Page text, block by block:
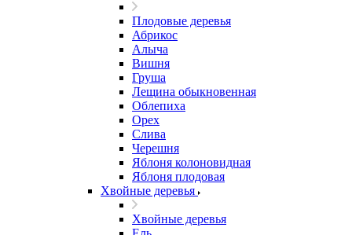
Плодовые деревья
Абрикос
Алыча
Вишня
Груша
Лещина обыкновенная
Облепиха
Орех
Слива
Черешня
Яблоня колоновидная
Яблоня плодовая
Хвойные деревья
Хвойные деревья